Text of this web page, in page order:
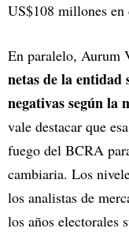
US$108 millones en
En paralelo, Aurum
netas de la entidad
negativas según la
vale destacar que
fuego del BCRA
cambiaria. Los
los analistas de
los años electorales